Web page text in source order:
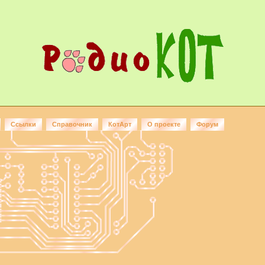
Ссылки Справочник КотАрт О проекте Форум